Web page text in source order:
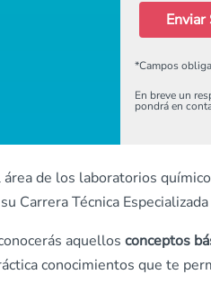
*Campos
En breve un
pondrá en
de los laboratorios
Carrera Técnica
aquellos conceptos
conocimientos que te